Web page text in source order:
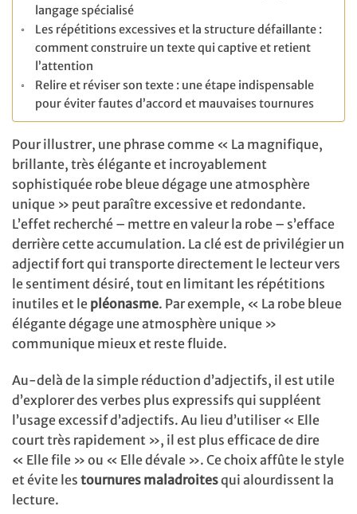
langage spécialisé
Les répétitions excessives et la structure défaillante :
comment construire un texte qui captive et retient
l’attention
Relire et réviser son texte : une étape indispensable
pour éviter fautes d’accord et mauvaises tournures
Pour illustrer, une phrase comme « La magnifique,
brillante, très élégante et incroyablement
sophistiquée robe bleue dégage une atmosphère
unique » peut paraître excessive et redondante.
L’effet recherché – mettre en valeur la robe – s’efface
derrière cette accumulation. La clé est de privilégier un
adjectif fort qui transporte directement le lecteur vers
le sentiment désiré, tout en limitant les répétitions
inutiles et le pléonasme. Par exemple, « La robe bleue
élégante dégage une atmosphère unique »
communique mieux et reste fluide.
Au-delà de la simple réduction d’adjectifs, il est utile
d’explorer des verbes plus expressifs qui suppléent
l’usage excessif d’adjectifs. Au lieu d’utiliser « Elle
court très rapidement », il est plus efficace de dire
« Elle file » ou « Elle dévale ». Ce choix affûte le style
et évite les tournures maladroitesqui alourdissent la
lecture.